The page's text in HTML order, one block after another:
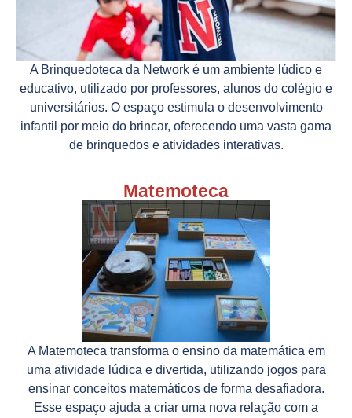
A Brinquedoteca da Network é um ambiente lúdico e
educativo, utilizado por professores, alunos do colégio e
universitários. O espaço estimula o desenvolvimento
infantil por meio do brincar, oferecendo uma vasta gama
de brinquedos e atividades interativas.
Matemoteca
A Matemoteca transforma o ensino da matemática em
uma atividade lúdica e divertida, utilizando jogos para
ensinar conceitos matemáticos de forma desafiadora.
Esse espaço ajuda a criar uma nova relação com a